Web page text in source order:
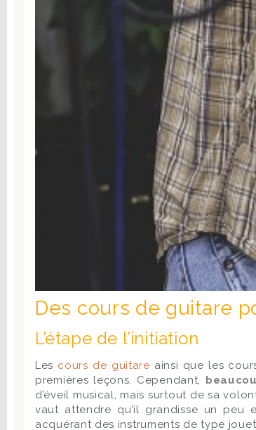
Des cours de guitare
L’étape de l’initiation
Les cours de guitare ainsi que les
premières leçons. Cependant,
d’éveil musical, mais surtout de sa
vaut attendre qu’il grandisse un peu
acquérant des instruments de type